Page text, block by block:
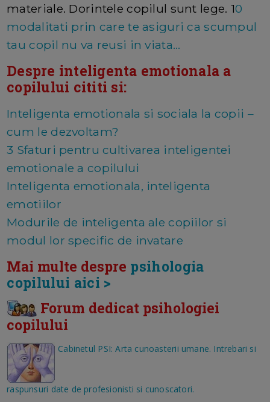
materiale. Dorintele copilul sunt lege. 10
modalitati prin care te asiguri ca scumpul
tau copil nu va reusi in viata...
Despre inteligenta emotionala a
copilului cititi si:
Inteligenta emotionala si sociala la copii –
cum le dezvoltam?
3 Sfaturi pentru cultivarea inteligentei
emotionale a copilului
Inteligenta emotionala, inteligenta
emotiilor
Modurile de inteligenta ale copiilor si
modul lor specific de invatare
Mai multe despre psihologia
copilului aici >
Forum dedicat psihologiei
copilului
Cabinetul PSI: Arta cunoasterii umane. Intrebari si
raspunsuri date de profesionisti si cunoscatori.